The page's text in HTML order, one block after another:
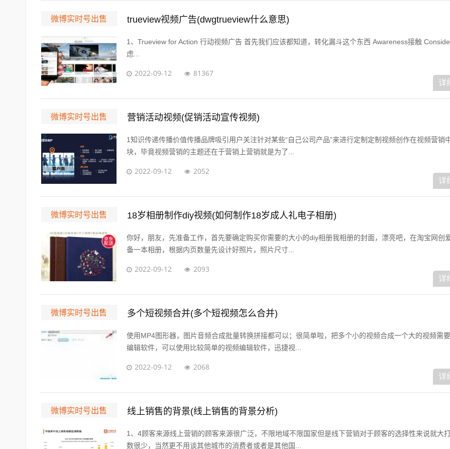
微博实时号出售 trueview视频广告(dwgtrueview什么意思)
1、Trueview for Action 行动视频广告 首先我们应该都知道，转化漏斗这个东西 Awareness接触
虑...
2022-09-12 81367
详
微博实时号出售 营销活动视频(促销活动宣传视频)
1知识传递传播价值传播品牌吸引用户关注针对某些“自己公司产品”来进行定制定制视频创作在视频营销
块，毕竟视频营销的主题还在于营销上营销就是为了...
2022-09-12 2052
详
微博实时号出售 18岁相册制作diy视频(如何制作18岁成人礼电子相册)
你好，朋友，先准备工作，首先要确定购买你需要的大小的diy相册我相册的封面，漂亮吧，在淘宝网创
备一本相册，根据内页数量先设计好照片，照片尺寸...
2022-09-12 2093
详
微博实时号出售 多个短视频合并(多个短视频怎么合并)
使用MP4图形器，图片音频合成批量转换拼接都可以；很简单啦，把多个小的视频合成一个大的视频需
编辑软件，可以使用比较简单的视频编辑软件，迅捷视...
2022-09-12 2068
详
微博实时号出售 线上销售的背景(线上销售的背景分析)
1、4顾客来源线上营销的顾客来源很广泛，不限地域不限国家但是线下营销对于顾客的选择性来说就大
数很少，当然更不用谈其他城市的消费者或者是其他国...